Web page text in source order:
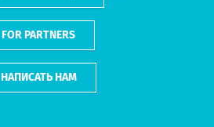
FOR PARTNERS
НАПИСАТЬ НАМ